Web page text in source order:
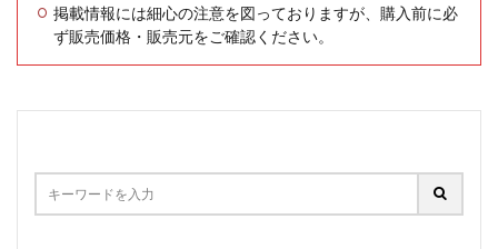
掲載情報には細心の注意を図っておりますが、購入前に必
ず販売価格・販売元をご確認ください。